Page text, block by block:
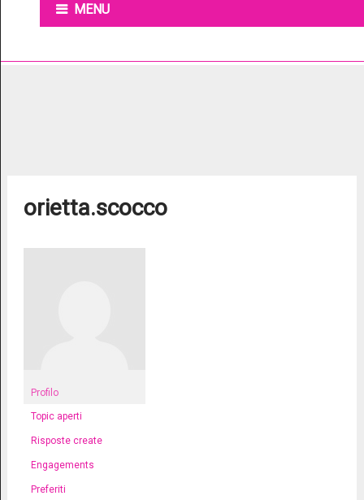
MENU
orietta.scocco
Profilo
Topic aperti
Risposte create
Engagements
Preferiti